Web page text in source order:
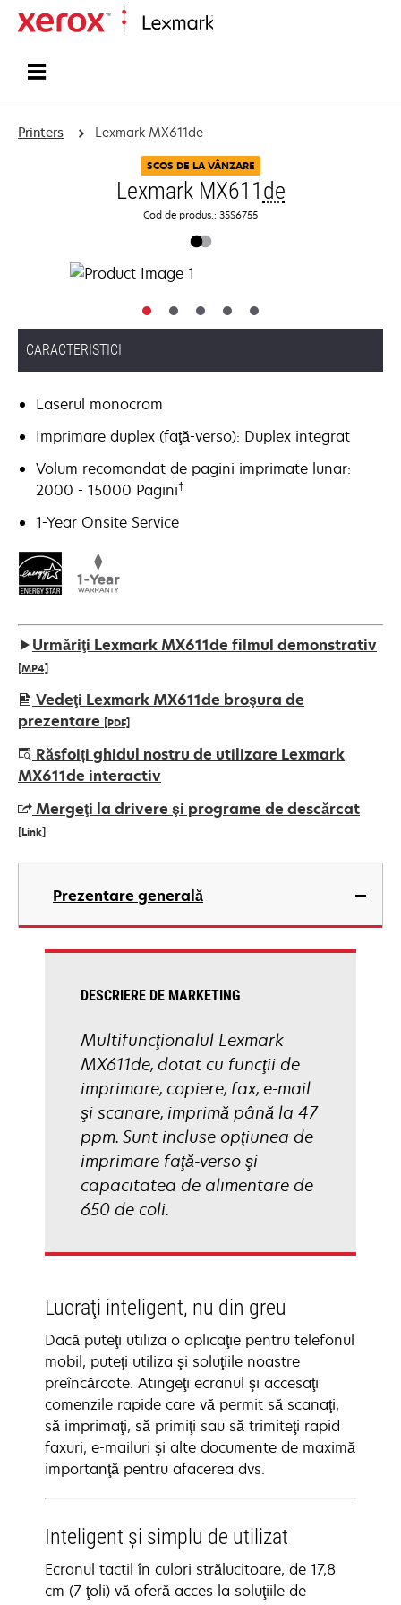
Printers Lexmark MX611de
SCOS DE LA VÂNZARE
Lexmark MX611 de
Cod de produs.: 35S6755
CARACTERISTICI
Laserul monocrom
Imprimare duplex (faţă-verso): Duplex integrat
Volum recomandat de pagini imprimate lunar:
2000 - 15000 Pagini†
1-Year Onsite Service
Urmăriţi Lexmark MX611de filmul demonstrativ
[MP4]
Vedeţi Lexmark MX611de broşura de
prezentare [PDF]
opens
in
new
tab
Răsfoiți ghidul nostru de utilizare Lexmark
MX611de interactiv
Mergeţi la drivere şi programe de descărcat
[Link]
opens
new
Prezentare generală
DESCRIERE DE MARKETING
Multifuncţionalul Lexmark
MX611de, dotat cu funcţii de
imprimare, copiere, fax, e-mail
şi scanare, imprimă până la 47
ppm. Sunt incluse opţiunea de
imprimare faţă-verso şi
capacitatea de alimentare de
650 de coli.
Lucraţi inteligent, nu din greu
Dacă puteţi utiliza o aplicaţie pentru telefonul
mobil, puteţi utiliza şi soluţiile noastre
preîncărcate. Atingeţi ecranul şi accesaţi
comenzile rapide care vă permit să scanaţi,
să imprimaţi, să primiţi sau să trimiteţi rapid
faxuri, e-mailuri şi alte documente de maximă
importanţă pentru afacerea dvs.
Inteligent şi simplu de utilizat
Ecranul tactil în culori strălucitoare, de 17,8
cm (7 ţoli) vă oferă acces la soluţiile de